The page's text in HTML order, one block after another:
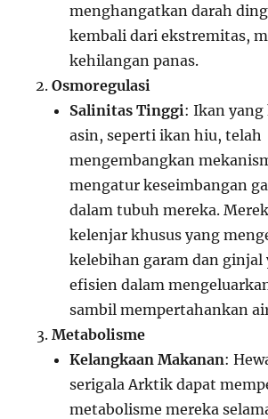
menghangatkan darah
kembali dari ekstremitas,
kehilangan panas.
Osmoregulasi
Salinitas Tinggi: Ikan
asin, seperti ikan hiu, telah
mengembangkan
mengatur keseimbangan
dalam tubuh mereka.
kelenjar khusus yang
kelebihan garam dan ginjal
efisien dalam
sambil mempertahankan
Metabolisme
Kelangkaan Makanan:
serigala Arktik dapat
metabolisme mereka